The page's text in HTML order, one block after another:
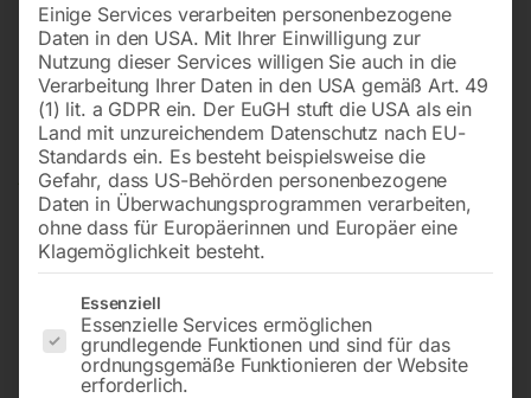
Hydraulische Portalpresse
Einige Services verarbeiten personenbezogene
Daten in den USA. Mit Ihrer Einwilligung zur
Nutzung dieser Services willigen Sie auch in die
Verarbeitung Ihrer Daten in den USA gemäß Art. 49
(1) lit. a GDPR ein. Der EuGH stuft die USA als ein
Land mit unzureichendem Datenschutz nach EU-
Standards ein. Es besteht beispielsweise die
Gefahr, dass US-Behörden personenbezogene
Daten in Überwachungsprogrammen verarbeiten,
ohne dass für Europäerinnen und Europäer eine
Klagemöglichkeit besteht.
Es folgt eine Liste der Service-Gruppen, für die eine
Essenziell
Essenzielle Services ermöglichen
grundlegende Funktionen und sind für das
ordnungsgemäße Funktionieren der Website
erforderlich.